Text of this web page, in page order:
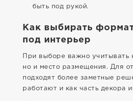
быть под рукой.
Как выбирать
под интерьер
При выборе важно учитывать
но и место размещения. Для
подходят более заметные
работают и как часть декора